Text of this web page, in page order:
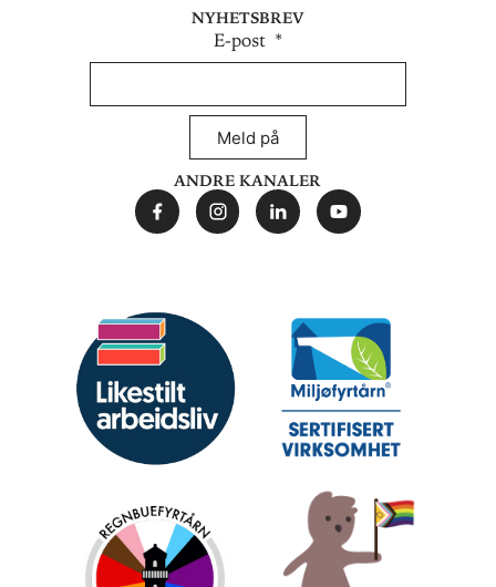
Nyhetsbrev
E-post
Meld på
Andre kanaler